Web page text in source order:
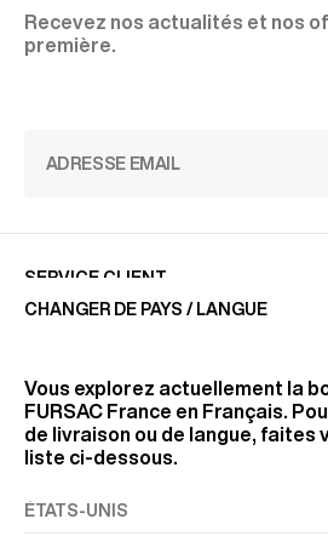
Recevez nos actualités et nos
première.
SERVICE CLIENT
RETROUVEZ-NOUS
CHANGER DE PAYS / LANGUE
Vous explorez actuellement la
FURSAC France en Français.
de livraison ou de langue, faites
liste ci-dessous.